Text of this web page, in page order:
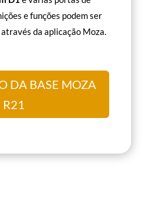
e funções podem ser
da aplicação Moza.
DA BASE MOZA
R21